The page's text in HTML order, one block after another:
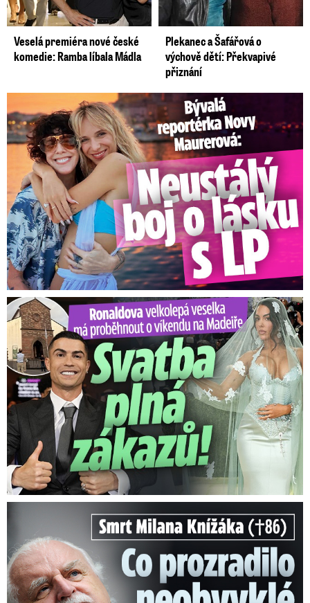
Veselá premiéra nové české
komedie: Ramba líbala Mádla
Plekanec a Šafářová o
výchově dětí: Překvapivé
přiznání
Bývalá reportérka Novy Maurerová: Neustálý boj o lásku s ...
Ronaldova velkolepá veselka na Madeiře: Svatba plná zákazů!
Smrt Milana Knížáka (†86): Co prozradilo neobvyklé parte?